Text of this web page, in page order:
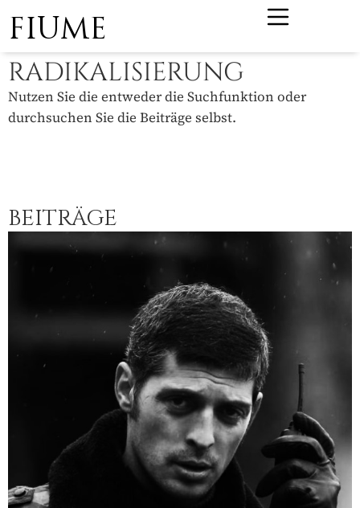
FIUME
RADIKALISIERUNG
Nutzen Sie die entweder die Suchfunktion oder
durchsuchen Sie die Beiträge selbst.
BEITRÄGE